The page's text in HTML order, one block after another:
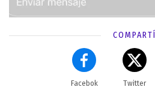
COMPARTÍ
Facebok Twitter